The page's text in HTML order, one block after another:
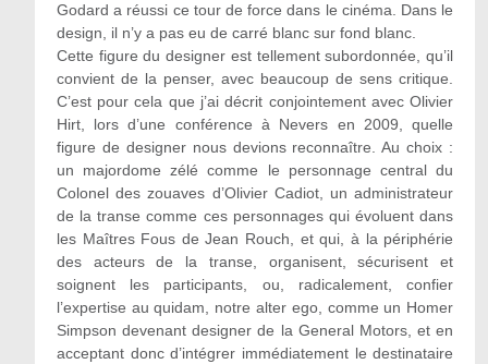
Godard a réussi ce tour de force dans le cinéma. Dans le
design, il n’y a pas eu de carré blanc sur fond blanc.
Cette figure du designer est tellement subordonnée, qu’il
convient de la penser, avec beaucoup de sens critique.
C’est pour cela que j’ai décrit conjointement avec Olivier
Hirt, lors d’une conférence à Nevers en 2009, quelle
figure de designer nous devions reconnaître. Au choix :
un majordome zélé comme le personnage central du
Colonel des zouaves d’Olivier Cadiot, un administrateur
de la transe comme ces personnages qui évoluent dans
les Maîtres Fous de Jean Rouch, et qui, à la périphérie
des acteurs de la transe, organisent, sécurisent et
soignent les participants, ou, radicalement, confier
l’expertise au quidam, notre alter ego, comme un Homer
Simpson devenant designer de la General Motors, et en
acceptant donc d’intégrer immédiatement le destinataire